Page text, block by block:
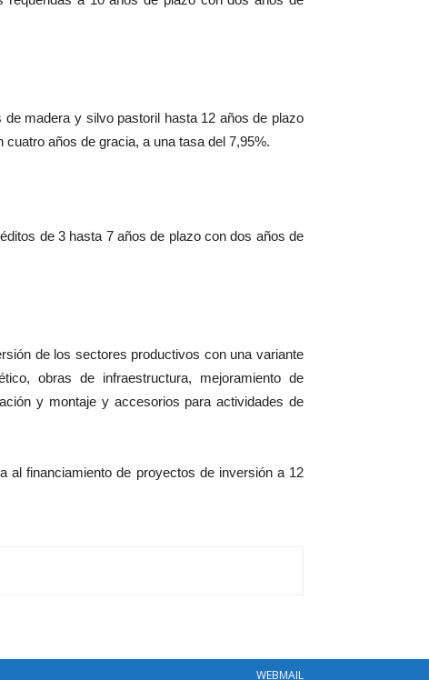
madera y silvo pastoril hasta 12 años de plazo
años de gracia, a una tasa del 7,95%.
de 3 hasta 7 años de plazo con dos años de
de los sectores productivos con una variante
obras de infraestructura, mejoramiento de
y montaje y accesorios para actividades de
al financiamiento de proyectos de inversión a 12
WEBMAIL